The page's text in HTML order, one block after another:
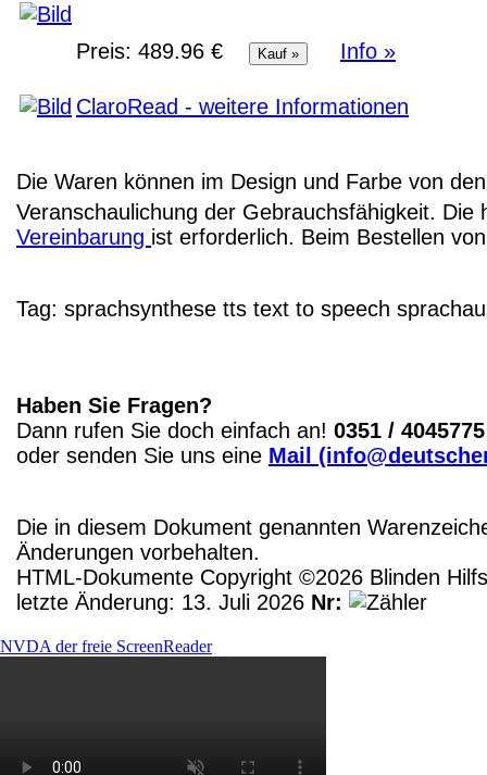
Preis: 489.96 € Info »
ClaroRead - weitere Informationen
Die Waren können im Design und Farbe von
Veranschaulichung der Gebrauchsfähigkeit.
Vereinbarung ist erforderlich. Beim Bestellen
Tag: sprachsynthese tts text to speech
Haben Sie Fragen?
Dann rufen Sie doch einfach an! 0351 / 4045775
oder senden Sie uns eine Mail
Die in diesem Dokument genannten
Änderungen vorbehalten.
HTML-Dokumente Copyright ©2026 Blinden
letzte Änderung: 13. Juli 2026 Nr:
NVDA der freie ScreenReader